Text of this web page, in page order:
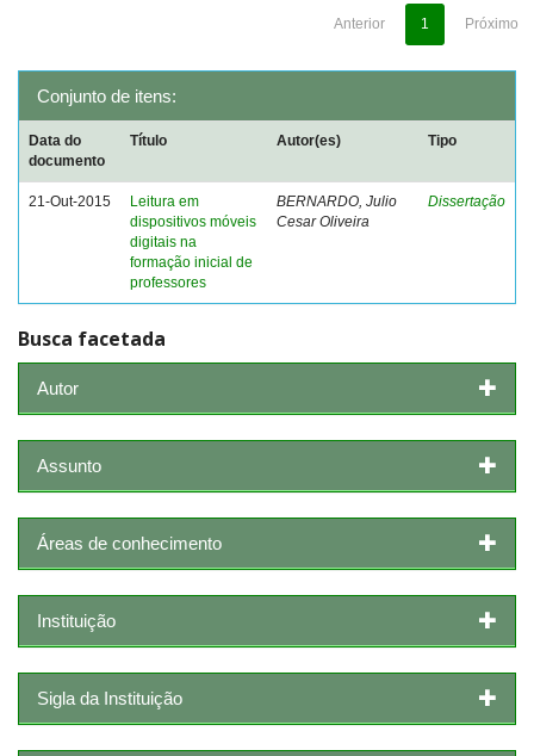
Anterior 1 Próximo
Conjunto de itens:
Data do
documento
Título Autor(es) Tipo
21-Out-2015
Leitura em
dispositivos móveis
digitais na
formação inicial de
professores
BERNARDO, Julio
Cesar Oliveira
Dissertação
Busca facetada
Autor
Assunto
Áreas de conhecimento
Instituição
Sigla da Instituição